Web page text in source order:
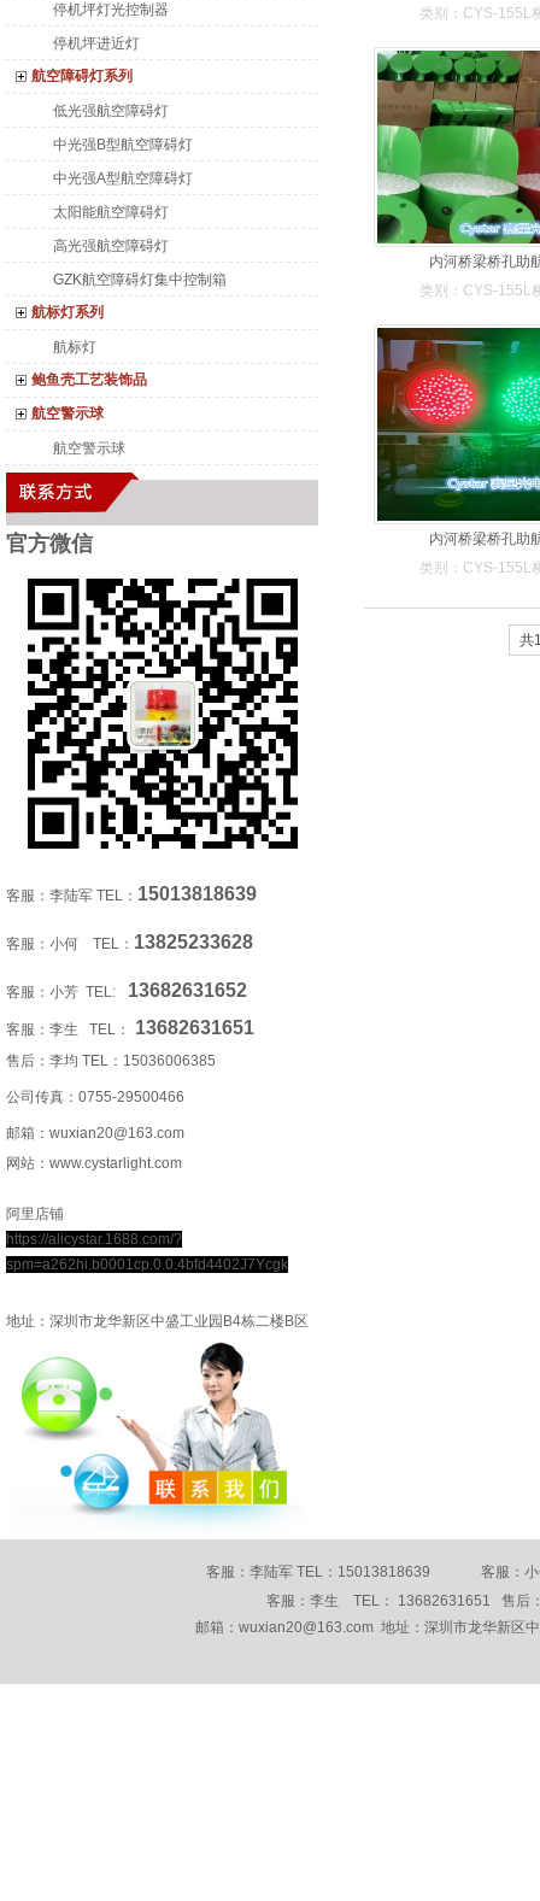
停机坪灯光控制器
停机坪进近灯
航空障碍灯系列
低光强航空障碍灯
中光强B型航空障碍灯
中光强A型航空障碍灯
太阳能航空障碍灯
高光强航空障碍灯
GZK航空障碍灯集中控制箱
航标灯系列
航标灯
鲍鱼壳工艺装饰品
航空警示球
航空警示球
官方微信
客服：李陆军 TEL： 15013818639
客服：小何 TEL： 13825233628
客服：小芳 TEL: 13682631652
客服：李生 TEL： 13682631651
售后：李均 TEL： 15036006385
公司传真：0755-29500466
邮箱：wuxian20@163.com
网站：www.cystarlight.com
阿里店铺
https://alicystar.1688.com/?
spm=a262hi.b0001cp.0.0.4bfd4402J7Ycgk
地址：深圳市龙华新区中盛工业园B4栋二楼B区
类别：CYS-155L
内河桥梁桥孔助
类别：CYS-155L
内河桥梁桥孔助
类别：CYS-155L
共
客服：李陆军 TEL：15013818639 客服
客服：李生 TEL： 13682631651 售后
邮箱：wuxian20@163.com 地址：深圳市龙华新区